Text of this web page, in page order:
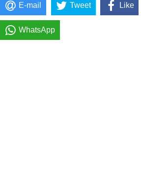
E-mail Tweet Like
WhatsApp